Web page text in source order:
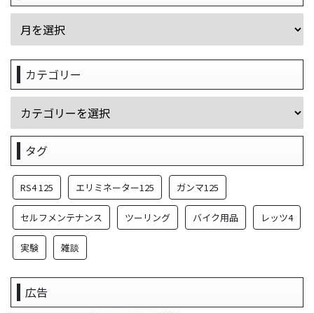
カテゴリー
タグ
RS4 125 エリミネーター125 ガンマ125
セルフメンテナンス ツーリング バイク用品 レッツ4
実験 雑談
広告